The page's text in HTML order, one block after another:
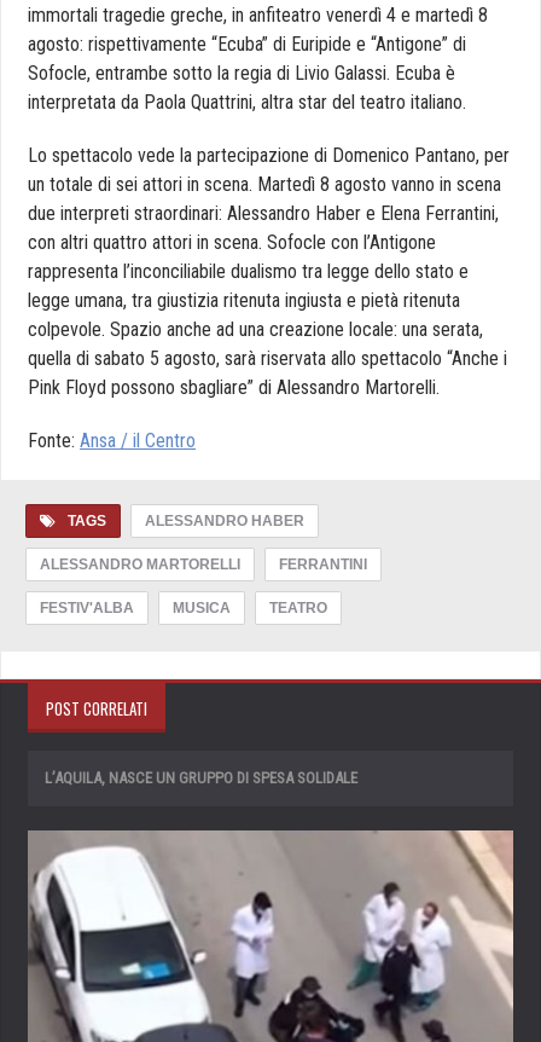
immortali tragedie greche, in anfiteatro venerdì 4 e martedì 8
agosto: rispettivamente “Ecuba” di Euripide e “Antigone” di
Sofocle, entrambe sotto la regia di Livio Galassi. Ecuba è
interpretata da Paola Quattrini, altra star del teatro italiano.
Lo spettacolo vede la partecipazione di Domenico Pantano, per
un totale di sei attori in scena. Martedì 8 agosto vanno in scena
due interpreti straordinari: Alessandro Haber e Elena Ferrantini,
con altri quattro attori in scena. Sofocle con l’Antigone
rappresenta l’inconciliabile dualismo tra legge dello stato e
legge umana, tra giustizia ritenuta ingiusta e pietà ritenuta
colpevole. Spazio anche ad una creazione locale: una serata,
quella di sabato 5 agosto, sarà riservata allo spettacolo “Anche i
Pink Floyd possono sbagliare” di Alessandro Martorelli.
Fonte: Ansa / il Centro
TAGS ALESSANDRO HABER
ALESSANDRO MARTORELLI FERRANTINI
FESTIV'ALBA MUSICA TEATRO
POST CORRELATI
L’AQUILA, NASCE UN GRUPPO DI SPESA SOLIDALE